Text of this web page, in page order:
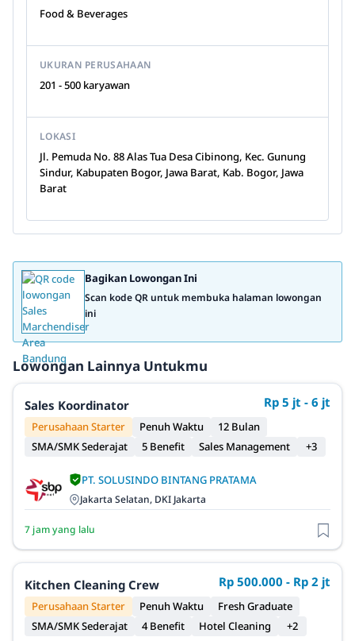
Food & Beverages
UKURAN PERUSAHAAN
201 - 500 karyawan
LOKASI
Jl. Pemuda No. 88 Alas Tua Desa Cibinong, Kec. Gunung
Sindur, Kabupaten Bogor, Jawa Barat, Kab. Bogor, Jawa
Barat
Bagikan Lowongan Ini
Scan kode QR untuk membuka halaman lowongan
ini
Lowongan Lainnya Untukmu
Sales Koordinator Rp 5 jt - 6 jt
Perusahaan Starter Penuh Waktu
12 Bulan
SMA/SMK Sederajat
5 Benefit Sales Management +3
PT. SOLUSINDO BINTANG PRATAMA
Jakarta Selatan, DKI Jakarta
7 jam yang lalu
Kitchen Cleaning Crew Rp 500.000 - Rp 2 jt
Perusahaan Starter Penuh Waktu
Fresh Graduate
SMA/SMK Sederajat
4 Benefit Hotel Cleaning +2